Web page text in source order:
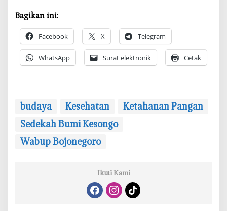
Bagikan ini:
Facebook X Telegram
WhatsApp Surat elektronik Cetak
budaya Kesehatan
Ketahanan Pangan
Sedekah Bumi Kesongo
Wabup Bojonegoro
Ikuti Kami